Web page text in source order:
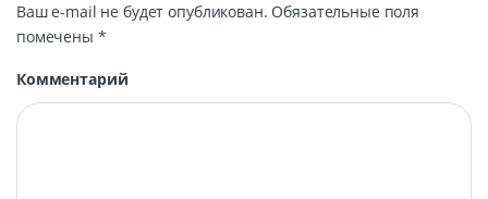
Ваш e-mail не будет опубликован. Обязательные поля
помечены *
Комментарий